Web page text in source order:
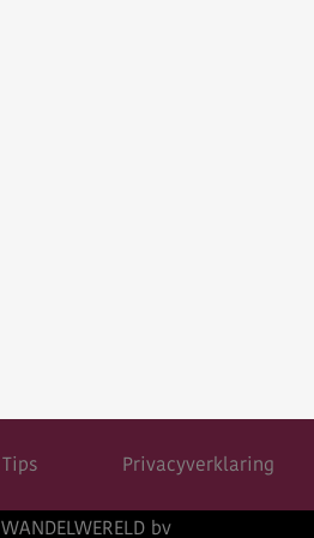
Tips Privacyverklaring
WANDELWERELD bv